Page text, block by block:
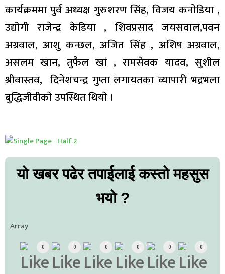
कार्यक्रममा पुर्व अध्यक्ष गुरुशरण सिंह, विजय कनाेडिया ,
उद्योगी राजेन्द्र केडिया , शिवप्रसाद जयसवाल,पवन
अग्रवाल, आशु कन्छल, अजित सिंह , अशिष अग्रवाल,
असलम खान, तुफैल खां , रामसेवक यादव, सुशील
श्रीवास्तव, दिनेशचन्द्र गुप्ता लगायतका व्यापारी भद्रभला
बुद्धिजीवीकाे उपस्थित थियाे ।
यो खबर पढेर तपाईलाई कस्तो महसुस
भयो ?
Array
0 0 0 0 0 0